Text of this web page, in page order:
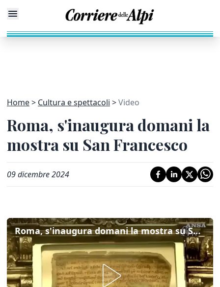
Home Cultura e spettacoli Video
Roma, s'inaugura domani la
mostra su San Francesco
09 dicembre 2024
Roma, s'inaugura domani la mostra su San Francesco